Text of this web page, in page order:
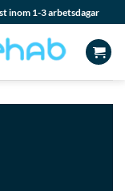
inom 1-3 arbetsdagar